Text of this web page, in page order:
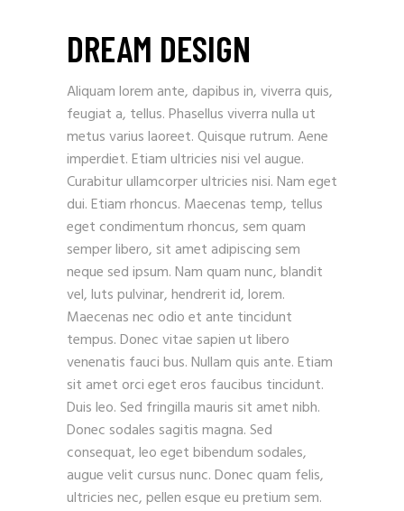
DREAM DESIGN
Aliquam lorem ante, dapibus in, viverra quis,
feugiat a, tellus. Phasellus viverra nulla ut
metus varius laoreet. Quisque rutrum. Aene
imperdiet. Etiam ultricies nisi vel augue.
Curabitur ullamcorper ultricies nisi. Nam eget
dui. Etiam rhoncus. Maecenas temp, tellus
eget condimentum rhoncus, sem quam
semper libero, sit amet adipiscing sem
neque sed ipsum. Nam quam nunc, blandit
vel, luts pulvinar, hendrerit id, lorem.
Maecenas nec odio et ante tincidunt
tempus. Donec vitae sapien ut libero
venenatis fauci bus. Nullam quis ante. Etiam
sit amet orci eget eros faucibus tincidunt.
Duis leo. Sed fringilla mauris sit amet nibh.
Donec sodales sagitis magna. Sed
consequat, leo eget bibendum sodales,
augue velit cursus nunc. Donec quam felis,
ultricies nec, pellen esque eu pretium sem.